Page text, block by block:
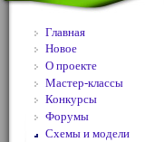
Главная
Новое
О проекте
Мастер-классы
Конкурсы
Форумы
Схемы и модели